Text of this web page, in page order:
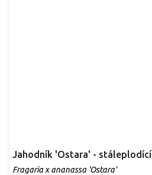
Jahodník 'Ostara' - stáleplodící
Fragaria x ananassa 'Ostara'